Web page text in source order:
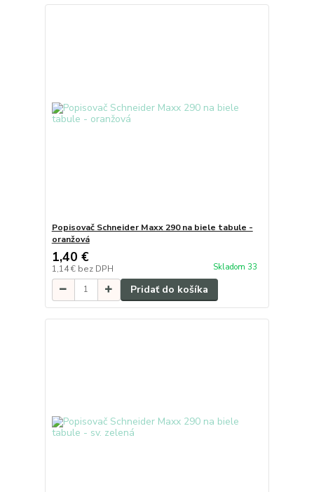
Popisovač Schneider Maxx 290 na biele tabule -
oranžová
1,40 €
1,14 € bez DPH Skladom 33
Pridať do košíka